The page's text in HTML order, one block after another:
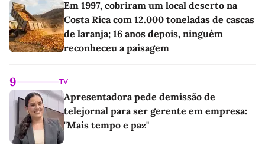
Em 1997, cobriram um local deserto na
Costa Rica com 12.000 toneladas de cascas
de laranja; 16 anos depois, ninguém
reconheceu a paisagem
9 TV
Apresentadora pede demissão de
telejornal para ser gerente em empresa:
"Mais tempo e paz"